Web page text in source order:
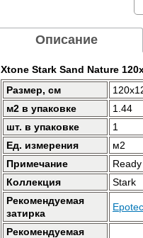
Описание
Xtone Stark Sand Nature
Размер, см
м2 в упаковке
1.44
шт. в упаковке
1
Ед. измерения
м2
Примечание
Ready
Коллекция
Stark
Рекомендуемая
затирка
Рекомендуемая